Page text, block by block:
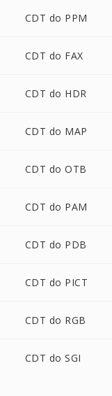
CDT do PPM
CDT do FAX
CDT do HDR
CDT do MAP
CDT do OTB
CDT do PAM
CDT do PDB
CDT do PICT
CDT do RGB
CDT do SGI